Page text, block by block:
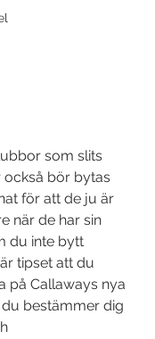
som slits
bör bytas
för att de ju är
när de har sin
du inte bytt
tipset att du
på Callaways nya
bestämmer dig